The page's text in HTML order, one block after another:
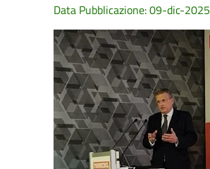
Data Pubblicazione: 09-dic-2025